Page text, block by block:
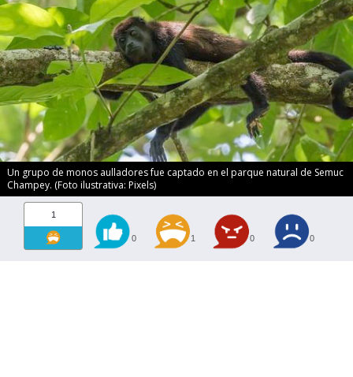
Un grupo de monos aulladores fue captado en el parque natural de Semuc
Champey. (Foto ilustrativa: Pixels)
1
0 1 0 0